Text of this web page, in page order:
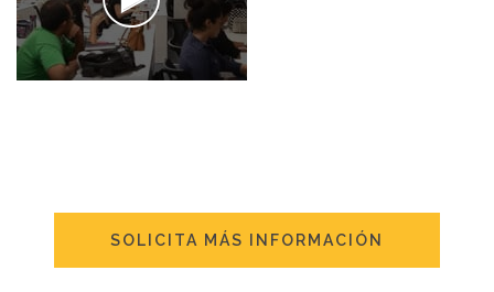
SOLICITA MÁS INFORMACIÓN